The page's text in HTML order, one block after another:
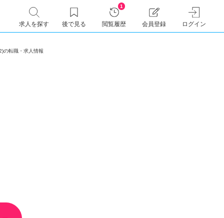
求人を探す 後で見る
1
閲覧履歴 会員登録 ログイン
の転職・求人情報